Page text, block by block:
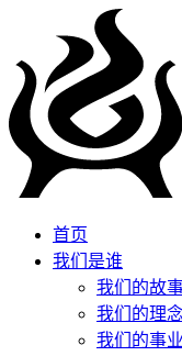
首页
我们是谁
我们的故
我们的理
我们的事业